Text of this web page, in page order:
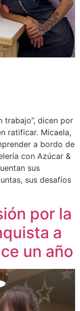
trabajo”, dicen por
ratificar. Micaela,
a bordo de
con Azúcar &
sus
sus desafíos
por la
a
un año